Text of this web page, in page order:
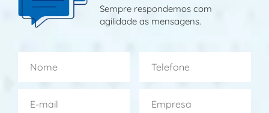
Sempre respondemos com
agilidade as mensagens.